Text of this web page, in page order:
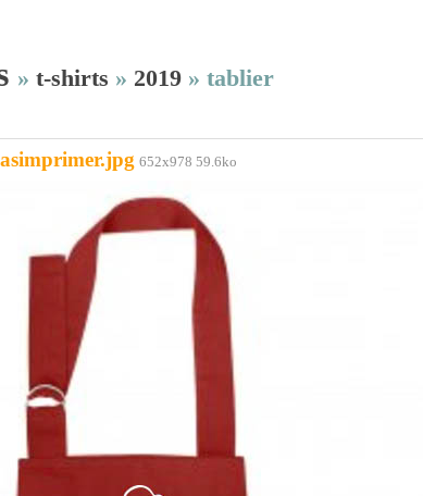
» t-shirts » 2019 » tablier
652x978 59.6ko